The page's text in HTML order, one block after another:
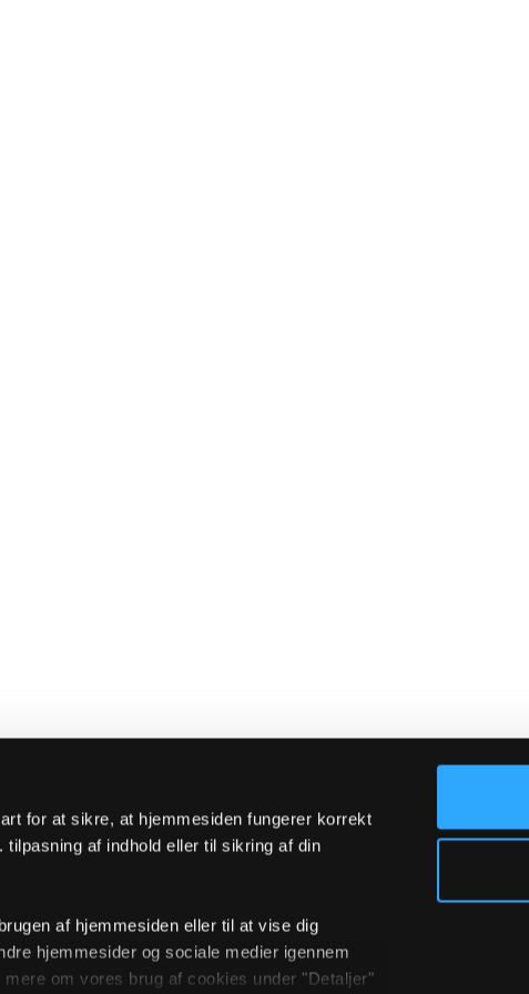
for at sikre, at hjemmesiden fungerer korrekt
af indhold eller til sikring af din
af hjemmesiden eller til at vise dig
hjemmesider og sociale medier igennem
om vores brug af cookies under "Detaljer"